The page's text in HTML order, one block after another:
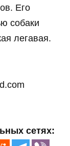
Его
собаки
легавая.
сетях: